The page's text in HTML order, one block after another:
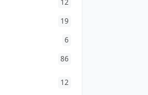
12
19
6
86
12